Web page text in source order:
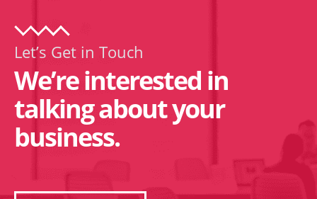
Let’s Get in Touch
We’re interested in
talking about your
business.